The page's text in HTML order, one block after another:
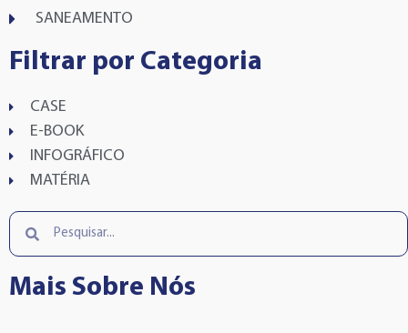
SANEAMENTO
Filtrar por Categoria
CASE
E-BOOK
INFOGRÁFICO
MATÉRIA
Mais Sobre Nós